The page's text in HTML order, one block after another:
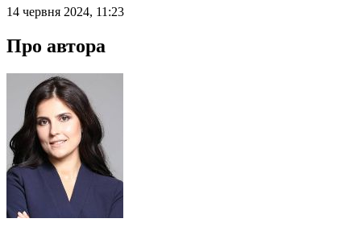
14 червня 2024, 11:23
Про автора